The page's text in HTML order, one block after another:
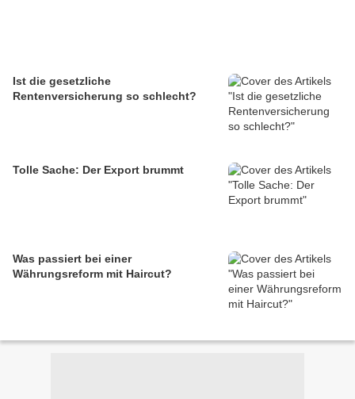
Ist die gesetzliche
Rentenversicherung so schlecht?
Tolle Sache: Der Export brummt
Was passiert bei einer
Währungsreform mit Haircut?